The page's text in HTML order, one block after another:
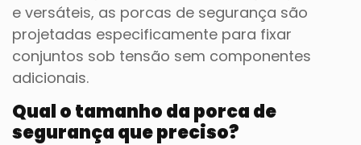
e versáteis, as porcas de segurança são
projetadas especificamente para fixar
conjuntos sob tensão sem componentes
adicionais.
Qual o tamanho da porca de
segurança que preciso?